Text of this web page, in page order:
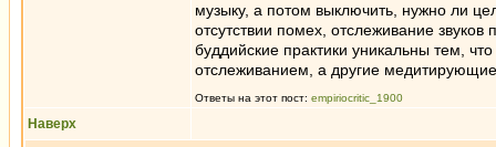
музыку, а потом выключить, нужно ли
отсутствии помех, отслеживание
буддийские практики уникальны тем,
отслеживанием, а другие
Ответы на этот пост: empiriocritic_1900
Наверх